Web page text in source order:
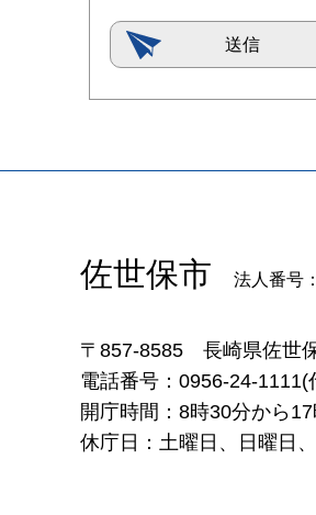
佐世保市 法人番号
〒857-8585 長崎県佐世
電話番号：0956-24-1111(
開庁時間：8時30分から
休庁日：土曜日、日曜日